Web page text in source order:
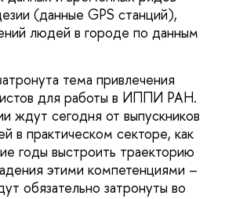
(данные GPS станций),
людей в городе по данным
тема привлечения
для работы в ИППИ РАН.
ждут сегодня от выпускников
в практическом секторе, как
годы выстроить траекторию
этими компетенциями –
обязательно затронуты во